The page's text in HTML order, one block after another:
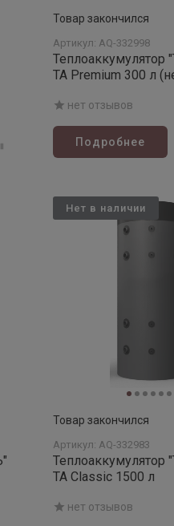
Товар закончился
Артикул: AQ-332998
ТА Premium 300 л
нет отзывов
Подробнее
Товар закончился
Артикул: AQ-332983
ТА Classic 1500 л
нет отзывов
Нет в наличии